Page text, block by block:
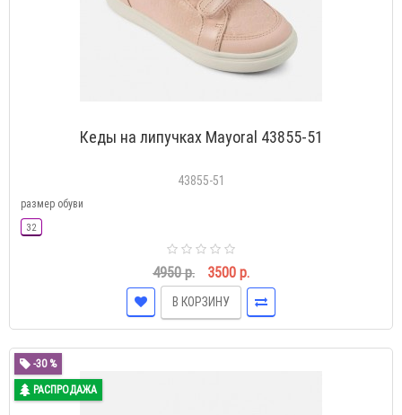
Кеды на липучках Mayoral 43855-51
43855-51
размер обуви
32
4950 р. 3500 р.
В КОРЗИНУ
-30 %
РАСПРОДАЖА